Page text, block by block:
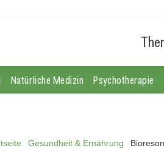
Natürliche Medizin Psychotherapie
Gesundheit & Ernährung